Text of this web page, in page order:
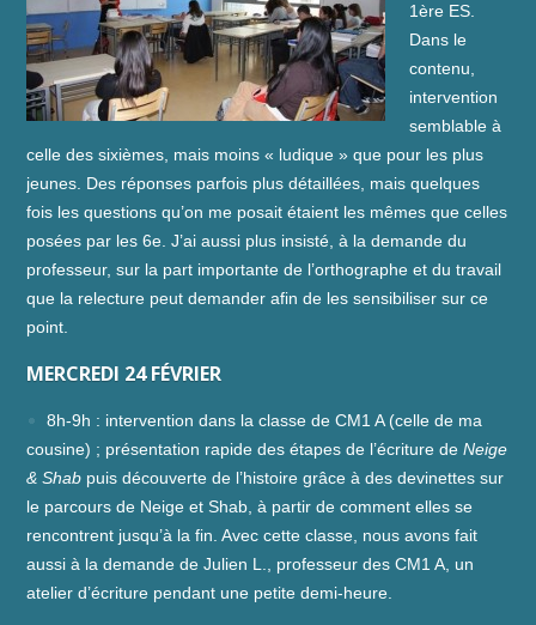
1ère ES.
Dans le
contenu,
intervention
semblable à
celle des sixièmes, mais moins « ludique » que pour les plus
jeunes. Des réponses parfois plus détaillées, mais quelques
fois les questions qu’on me posait étaient les mêmes que celles
posées par les 6e. J’ai aussi plus insisté, à la demande du
professeur, sur la part importante de l’orthographe et du travail
que la relecture peut demander afin de les sensibiliser sur ce
point.
MERCREDI 24 FÉVRIER
8h-9h : intervention dans la classe de CM1 A (celle de ma
cousine) ; présentation rapide des étapes de l’écriture deNeige
& Shab puis découverte de l’histoire grâce à des devinettes sur
le parcours de Neige et Shab, à partir de comment elles se
rencontrent jusqu’à la fin. Avec cette classe, nous avons fait
aussi à la demande de Julien L., professeur des CM1 A, un
atelier d’écriture pendant une petite demi-heure.